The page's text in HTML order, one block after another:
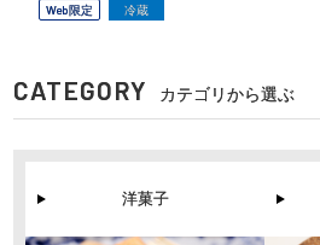
Web限定
冷蔵
CATEGORY カテゴリから選ぶ
洋菓子